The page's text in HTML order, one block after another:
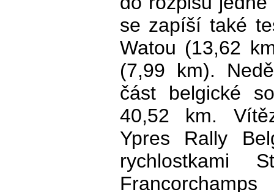
se zapíší také
Watou (13,62
(7,99 km).
část belgické
40,52 km.
Ypres Rally
rychlostkami